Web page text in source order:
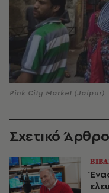
Pink City Market (Jaipur)
Σχετικό Άρθρο